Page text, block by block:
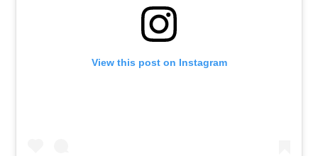
View this post on Instagram